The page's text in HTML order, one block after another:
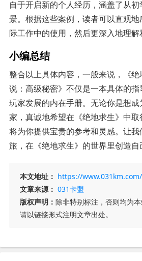
自于开启新的个人经历，涵盖了从
景。根据这些案例，读者可以直观
际工作中的使用，然后更深入地理解
小编总结
整合以上具体内容，一般来说，《
说：高级秘密》不仅是一本具体的
玩家发展的内在手册。无论你是想
家，真诚地希望在《绝地求生》中
将为你提供宝贵的参考和灵感。让
旅，在《绝地求生》的世界里创造自
本文地址： https://
文章来源： 031卡盟
版权声明： 除非特别标注，否则均为
请以链接形式注明文章出处。